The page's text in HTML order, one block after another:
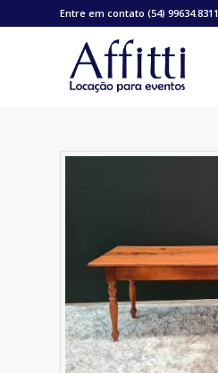
Entre em contato (54) 99634.8311